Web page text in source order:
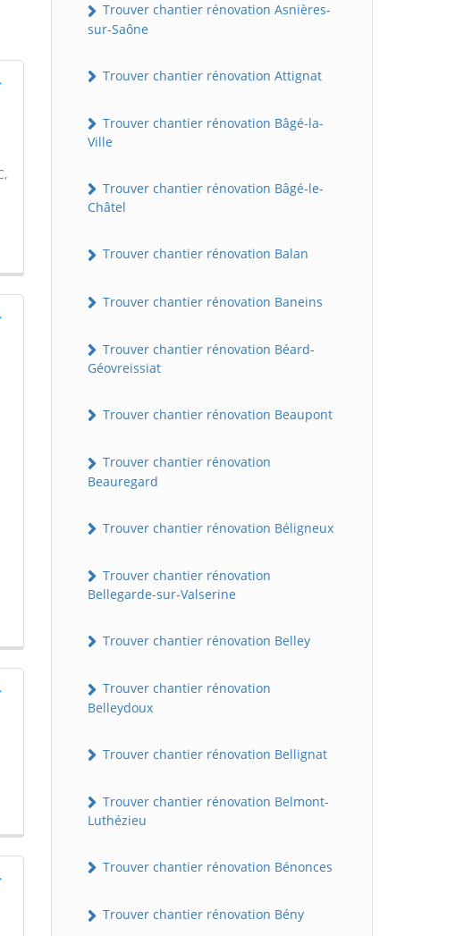
Trouver chantier rénovation Asnières-
sur-Saône
Trouver chantier rénovation Attignat
Trouver chantier rénovation Bâgé-la-
Ville
Trouver chantier rénovation Bâgé-le-
Châtel
Trouver chantier rénovation Balan
Trouver chantier rénovation Baneins
Trouver chantier rénovation Béard-
Géovreissiat
Trouver chantier rénovation Beaupont
Trouver chantier rénovation
Beauregard
Trouver chantier rénovation Béligneux
Trouver chantier rénovation
Bellegarde-sur-Valserine
Trouver chantier rénovation Belley
Trouver chantier rénovation
Belleydoux
Trouver chantier rénovation Bellignat
Trouver chantier rénovation Belmont-
Luthézieu
Trouver chantier rénovation Bénonces
Trouver chantier rénovation Bény